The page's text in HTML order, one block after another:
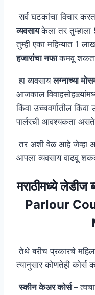
सर्व घटकांचा विचार
व्यवसायकेला तर तुम्हाला
तुम्ही एका महिन्यात 1
हजारांचा नफाकमवू
हा व्यवसायलग्नाच्या
आजकाल
किंवा उच्चवर्गातील किंवा
पार्लरची आवश्यकता
तर अशी वेळ आहे जेव्हा
आपला व्यवसाय वाढवू
मराठीमध्ये लेडीज
Parlour
तेथे बरीच प्रकारचे
त्यानुसार कोणतेही
स्कीन केअर कोर्स –